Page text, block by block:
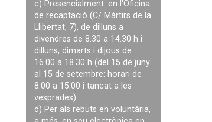
c) Presencialment: en l'Oficina
de recaptació (C/ Màrtirs de la
Llibertat, 7), de dilluns a
divendres de 8.30 a 14.30 h i
dilluns, dimarts i dijous de
16.00 a 18.30 h (del 15 de juny
al 15 de setembre: horari de
8.00 a 15.00 i tancat a les
vesprades).
d) Per als rebuts en voluntària,